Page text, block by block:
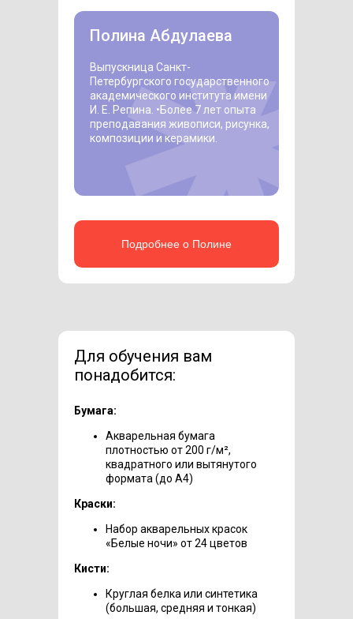
Выпускница Санкт-
Петербургского государственного
академического института имени
И. Е. Репина. •Более 7 лет опыта
преподавания живописи, рисунка,
композиции и керамики.
Полина Абдулаева
Подробнее о Полине
Для обучения вам
понадобится:
Бумага:
Акварельная бумага
плотностью от 200 г/м²,
квадратного или вытянутого
формата (до А4)
Краски:
Набор акварельных красок
«Белые ночи» от 24 цветов
Кисти:
Круглая белка или синтетика
(большая, средняя и тонкая)